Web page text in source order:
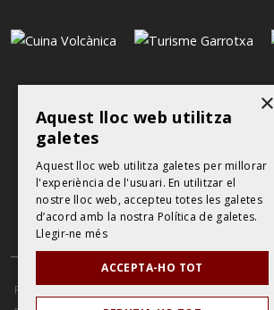
POLÍTICA DE PROTECCIÓ DE DADES
AVÍS LEGAL
×
Aquest lloc web utilitza
galetes
Aquest lloc web utilitza galetes per millorar
l'experiència de l'usuari. En utilitzar el
nostre lloc web, accepteu totes les galetes
d’acord amb la nostra Política de galetes.
Llegir-ne més
ACCEPTA-HO TOT